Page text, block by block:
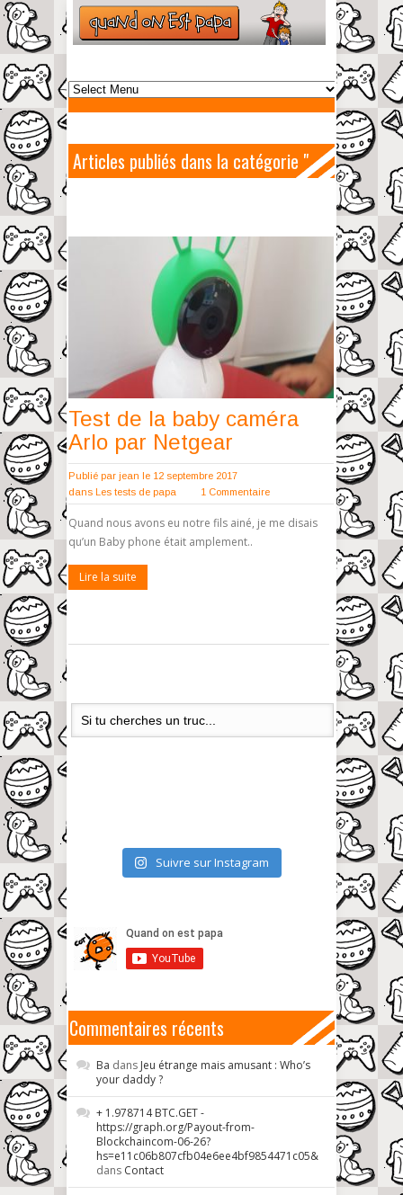
Articles publiés dans la catégorie "
Caméra "
Test de la baby caméra
Arlo par Netgear
Publié par jean le 12 septembre 2017
dans Les tests de papa 1 Commentaire
Quand nous avons eu notre fils ainé, je me disais
qu’un Baby phone était amplement..
Lire la suite
Suivre sur Instagram
Commentaires récents
Ba dans Jeu étrange mais amusant : Who’s
your daddy ?
+ 1.978714 BTC.GET -
https://graph.org/Payout-from-
Blockchaincom-06-26?
hs=e11c06b807cfb04e6ee4bf9854471c05&
dans Contact